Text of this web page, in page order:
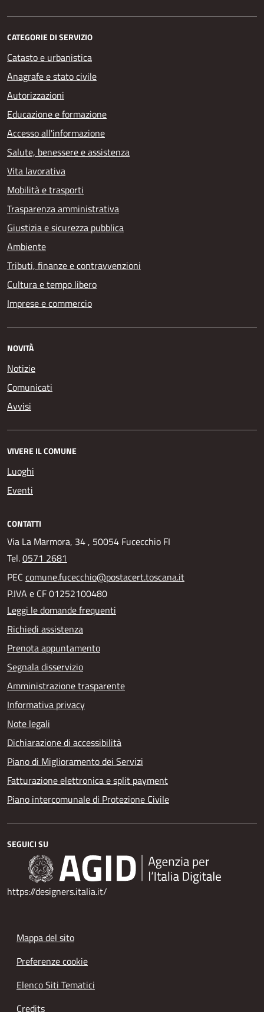
CATEGORIE DI SERVIZIO
Catasto e urbanistica
Anagrafe e stato civile
Autorizzazioni
Educazione e formazione
Accesso all'informazione
Salute, benessere e assistenza
Vita lavorativa
Mobilità e trasporti
Trasparenza amministrativa
Giustizia e sicurezza pubblica
Ambiente
Tributi, finanze e contravvenzioni
Cultura e tempo libero
Imprese e commercio
NOVITÀ
Notizie
Comunicati
Avvisi
VIVERE IL COMUNE
Luoghi
Eventi
CONTATTI
Via La Marmora, 34 , 50054 Fucecchio FI
Tel.0571 2681
PEC comune.fucecchio@postacert.toscana.it
P.IVA e CF 01252100480
Leggi le domande frequenti
Richiedi assistenza
Prenota appuntamento
Segnala disservizio
Amministrazione trasparente
Informativa privacy
Note legali
Dichiarazione di accessibilità
Piano di Miglioramento dei Servizi
Fatturazione elettronica e split payment
Piano intercomunale di Protezione Civile
SEGUICI SU
https://designers.italia.it/
Mappa del sito
Preferenze cookie
Elenco Siti Tematici
Credits